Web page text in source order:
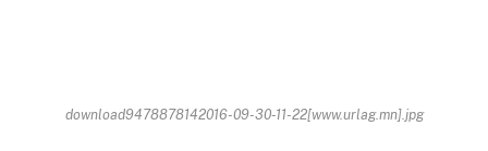
download9478878142016-09-30-11-22[www.urlag.mn].jpg